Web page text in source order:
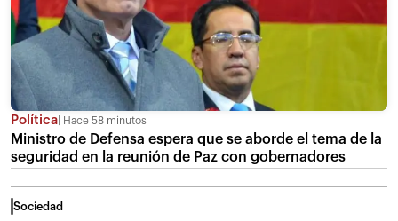
Política Hace 58 minutos
Ministro de Defensa espera que se aborde el tema de la
seguridad en la reunión de Paz con gobernadores
Sociedad